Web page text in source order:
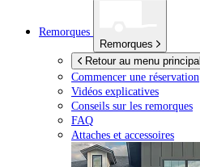
Remorques
Remorques
Retour au menu principal
Commencer une réservation
Vidéos explicatives
Conseils sur les remorques
FAQ
Attaches et accessoires